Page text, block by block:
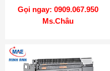
Gọi ngay: 0909.067.950
Ms.Châu